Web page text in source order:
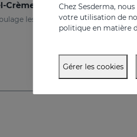
Crème
Chez Sesderma,
votre utilisation de
politique en matière
Gérer les cookies